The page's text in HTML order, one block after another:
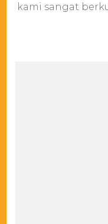
kami sangat